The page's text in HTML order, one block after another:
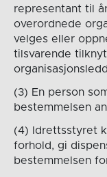
representant til
overordnede
velges eller
tilsvarende
(3) En person
bestemmelsen
(4) Idrettsstyret
forhold, gi
bestemmelsen